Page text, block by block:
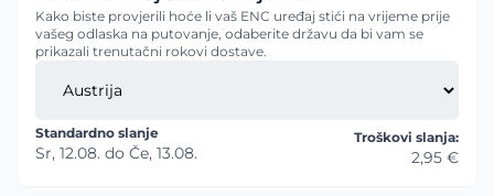
Kako biste provjerili hoće li vaš ENC uređaj stići na vrijeme prije
vašeg odlaska na putovanje, odaberite državu da bi vam se
prikazali trenutačni rokovi dostave.
Standardno slanje
Sr, 12.08. do Če, 13.08.
Troškovi slanja:
2,95 €